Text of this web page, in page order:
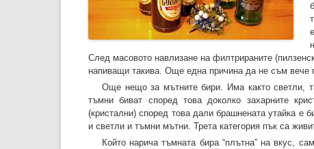
След масовото навлизане на филтрираните
напиващи такива. Още една причина да не съм
Още нещо за мътните бири. Има както светли,
тъмни биват според това доколко захарните
(кристални) според това дали брашнената утайка е
и светли и тъмни мътни. Трета категория пък са
Който нарича тъмната бира “плътна” на вкус,